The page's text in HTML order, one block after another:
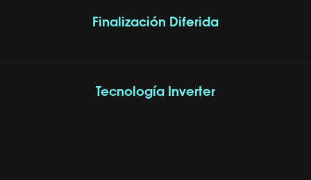
Finalización Diferida
Tecnología Inverter